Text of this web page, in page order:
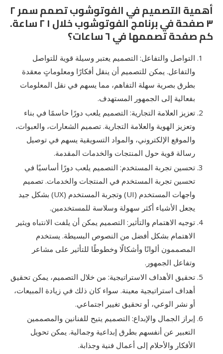
أهمية التصميم في الفوتوشوب تصمم سمر ٢
٣ صفحة في برنامج الفوتوشوب خلال ١ ٢ ساعة.
كم صفحة تصممها في ٦ ساعات؟
التواصل والتفاعل: التصميم يعتبر وسيلة قوية للتواصل
والتفاعل. يمكن للتصميم أن ينقل أفكارًا ومعلوماتٍ معقدة
بطرق بصرية سهلة التفاهم، مما يسهم في نقل المعلومات
بفعالية إلى الجمهور المستهدف.
تعزيز العلامة التجارية: التصميم يلعب دورًا حاسمًا في بناء
وتعزيز الهوية والعلامة التجارية. تصميم الشعارات، والعبوات،
والموقع الإلكتروني، والمواد التسويقية يسهم في توصيل
رسالة قوية حول المنتجات والخدمات المقدمة.
تحسين تجربة المستخدم: التصميم يلعب دورًا أساسيًا في
تحسين تجربة المستخدم في المنتجات والخدمات. تصميم
واجهات المستخدم (UI) وتجربة المستخدم (UX) بشكل جيد
يجعل الأشياء أكثر سهولة وسلاسة للمستخدمين.
توجيه الاهتمام والتأثير: التصميم يمكن أن يلفت الانتباه ويثير
الاهتمام بشكل أفضل من النصوص البسيطة. يستخدم
المصممون ألوانًا وأشكالًا وخطوطًا للتأثير على مشاعر
وتفاعل الجمهور.
تحقيق الأهداف الاستراتيجية: من خلال التصميم، يمكن تحقيق
أهداف استراتيجية معينة. سواء كان ذلك في زيادة المبيعات،
أو نشر الوعي، أو تحقيق تغيير اجتماعي.
إبراز الجمال والإبداع: التصميم يتيح للفنانين والمصممين
التعبير عن أنفسهم بطرق إبداعية وجمالية. يمكن تحويل
الأفكار والأحلام إلى أعمال فنية وجذابة.